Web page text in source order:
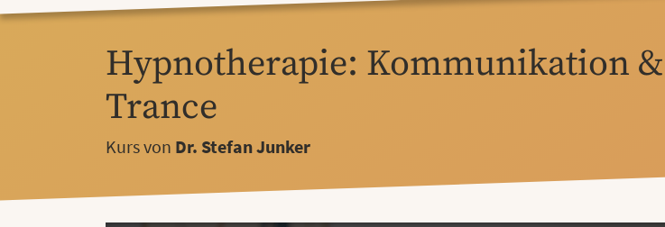
Hypnotherapie: Kommunikation &
Trance
Kurs von Dr. Stefan Junker